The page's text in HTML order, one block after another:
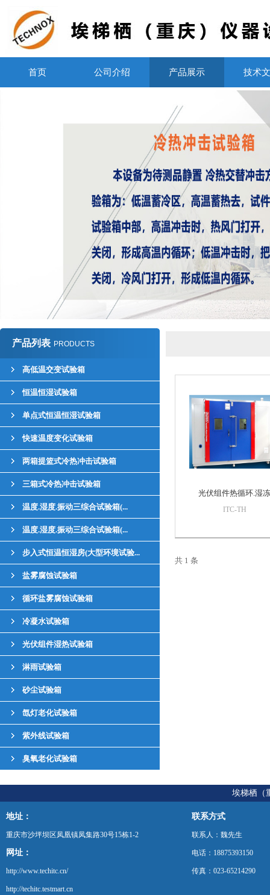
首页 公司介绍 产品展示 技术
产品列表 PRODUCTS
高低温交变试验箱
恒温恒湿试验箱
单点式恒温恒湿试验箱
快速温度变化试验箱
两箱提篮式冷热冲击试验箱
三箱式冷热冲击试验箱
温度.湿度.振动三综合试验箱(...
温度.湿度.振动三综合试验箱(...
步入式恒温恒湿房(大型环境试验...
盐雾腐蚀试验箱
循环盐雾腐蚀试验箱
冷凝水试验箱
光伏组件湿热试验箱
淋雨试验箱
砂尘试验箱
氙灯老化试验箱
紫外线试验箱
臭氧老化试验箱
光伏组件热循环.湿冻
ITC-TH
共 1 条
埃梯栖（
地址：
重庆市沙坪坝区凤凰镇凤集路30号15栋1-2
网址：
http://www.techitc.cn/
http://techitc.testmart.cn
联系方式
联系人：魏先生
电话：18875393150
传真：023-65214290